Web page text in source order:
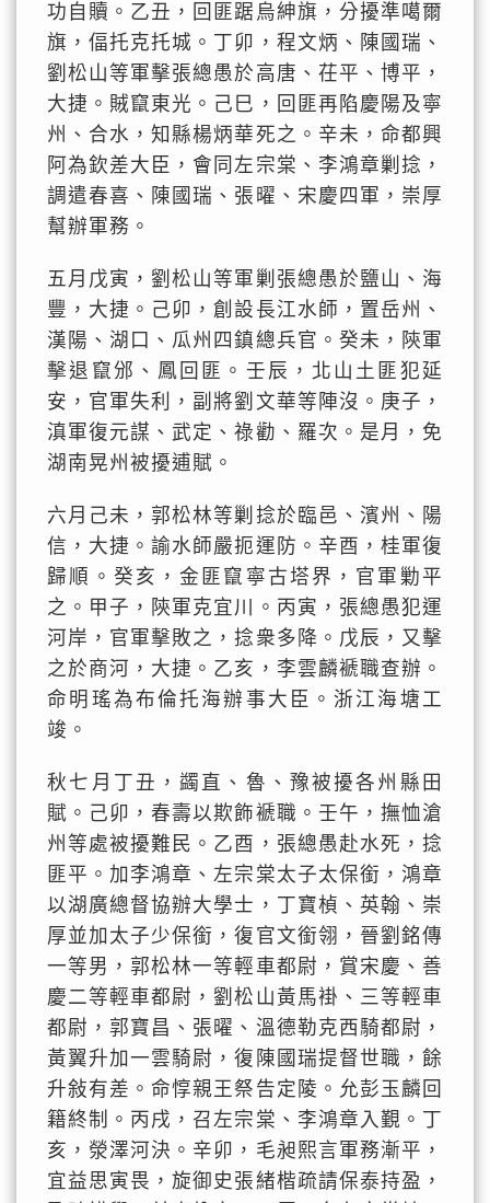
功自贖。乙丑，回匪踞烏紳旗，分擾準噶爾
旗，偪托克托城。丁卯，程文炳、陳國瑞、
劉松山等軍擊張總愚於高唐、茌平、博平，
大捷。賊竄東光。己巳，回匪再陷慶陽及寧
州、合水，知縣楊炳華死之。辛未，命都興
阿為欽差大臣，會同左宗棠、李鴻章剿捻，
調遣春喜、陳國瑞、張曜、宋慶四軍，崇厚
幫辦軍務。
五月戊寅，劉松山等軍剿張總愚於鹽山、海
豐，大捷。己卯，創設長江水師，置岳州、
漢陽、湖口、瓜州四鎮總兵官。癸未，陝軍
擊退竄邠、鳳回匪。壬辰，北山土匪犯延
安，官軍失利，副將劉文華等陣沒。庚子，
滇軍復元謀、武定、祿勸、羅次。是月，免
湖南晃州被擾逋賦。
六月己未，郭松林等剿捻於臨邑、濱州、陽
信，大捷。諭水師嚴扼運防。辛酉，桂軍復
歸順。癸亥，金匪竄寧古塔界，官軍勦平
之。甲子，陝軍克宜川。丙寅，張總愚犯運
河岸，官軍擊敗之，捻衆多降。戊辰，又擊
之於商河，大捷。乙亥，李雲麟褫職查辦。
命明瑤為布倫托海辦事大臣。浙江海塘工
竣。
秋七月丁丑，蠲直、魯、豫被擾各州縣田
賦。己卯，春壽以欺飾褫職。壬午，撫恤滄
州等處被擾難民。乙酉，張總愚赴水死，捻
匪平。加李鴻章、左宗棠太子太保銜，鴻章
以湖廣總督協辦大學士，丁寶楨、英翰、崇
厚並加太子少保銜，復官文銜翎，晉劉銘傳
一等男，郭松林一等輕車都尉，賞宋慶、善
慶二等輕車都尉，劉松山黃馬褂、三等輕車
都尉，郭寶昌、張曜、溫德勒克西騎都尉，
黃翼升加一雲騎尉，復陳國瑞提督世職，餘
升敍有差。命惇親王祭告定陵。允彭玉麟回
籍終制。丙戌，召左宗棠、李鴻章入覲。丁
亥，滎澤河決。辛卯，毛昶熙言軍務漸平，
宜益思寅畏，旋御史張緒楷疏請保泰持盈，